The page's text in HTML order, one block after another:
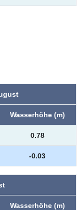
Wasserhöhe (m)
0.78
-0.03
Wasserhöhe (m)